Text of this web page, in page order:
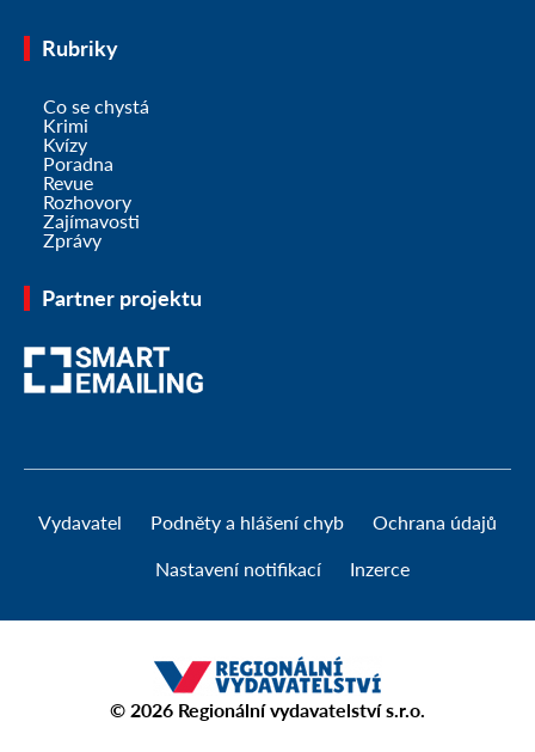
Rubriky
Co se chystá
Krimi
Kvízy
Poradna
Revue
Rozhovory
Zajímavosti
Zprávy
Partner projektu
Vydavatel Podněty a hlášení chyb Ochrana údajů
Nastavení notifikací Inzerce
© 2026 Regionální vydavatelství s.r.o.